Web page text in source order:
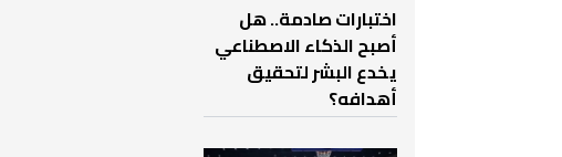
اختبارات صادمة.. هل
أصبح الذكاء الاصطناعي
يخدع البشر لتحقيق
أهدافه؟